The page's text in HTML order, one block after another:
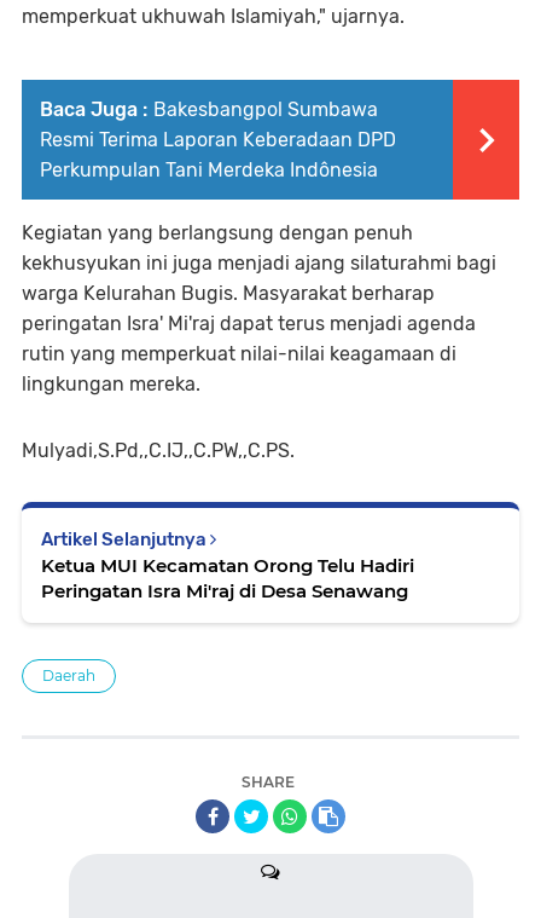
memperkuat ukhuwah Islamiyah," ujarnya.
Baca Juga : Bakesbangpol Sumbawa
Resmi Terima Laporan Keberadaan DPD
Perkumpulan Tani Merdeka Indônesia
Kegiatan yang berlangsung dengan penuh
kekhusyukan ini juga menjadi ajang silaturahmi bagi
warga Kelurahan Bugis. Masyarakat berharap
peringatan Isra' Mi'raj dapat terus menjadi agenda
rutin yang memperkuat nilai-nilai keagamaan di
lingkungan mereka.
Mulyadi,S.Pd,,C.IJ,,C.PW,,C.PS.
Artikel Selanjutnya
Ketua MUI Kecamatan Orong Telu Hadiri
Peringatan Isra Mi'raj di Desa Senawang
Daerah
SHARE